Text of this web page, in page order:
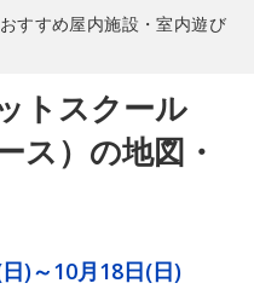
すすめ屋内施設・室内遊び
トスクール
ス）の地図・
)～10月18日(日)